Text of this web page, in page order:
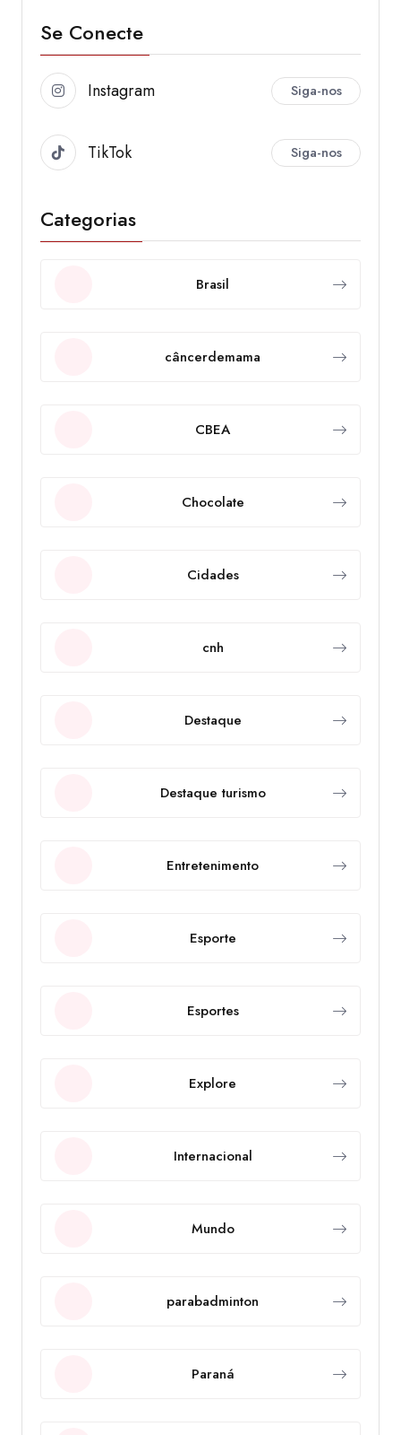
Se Conecte
Instagram Siga-nos
TikTok Siga-nos
Categorias
Brasil
câncerdemama
CBEA
Chocolate
Cidades
cnh
Destaque
Destaque turismo
Entretenimento
Esporte
Esportes
Explore
Internacional
Mundo
parabadminton
Paraná